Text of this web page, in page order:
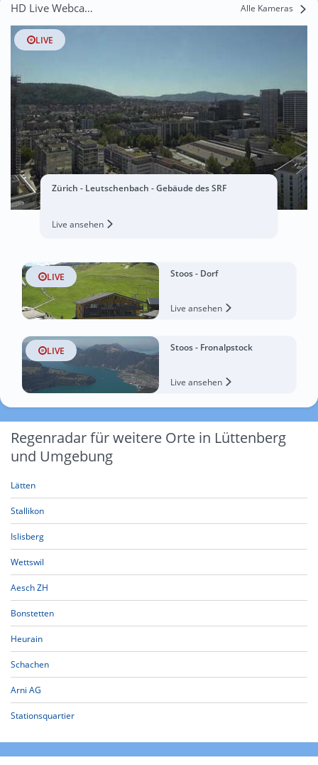
HD Live Webcams Lüttenberg Alle Kameras
LIVE
Zürich - Leutschenbach - Gebäude des SRF
Live ansehen
LIVE Stoos - Dorf
Live ansehen
LIVE Stoos - Fronalpstock
Live ansehen
Regenradar für weitere Orte in Lüttenberg
und Umgebung
Lätten
Stallikon
Islisberg
Wettswil
Aesch ZH
Bonstetten
Heurain
Schachen
Arni AG
Stationsquartier